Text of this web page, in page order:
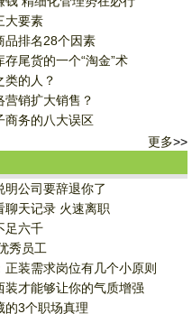
大要素
品排名28个因素
尾货的一个“淘金”术
类的人？
销扩大销售？
商务的八大误区
更多>>
明公司要辞退你了
聊天记录 火速离职
足六千
秀员工
正装需求岗位有几个小原则
装才能够让你的气质增强
的3个职场真理